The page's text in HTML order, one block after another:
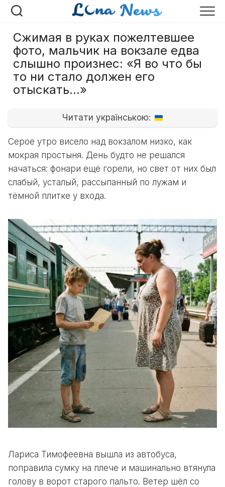
Перейти
Сжимая в руках пожелтевшее
фото, мальчик на вокзале едва
слышно произнес: «Я во что бы
то ни стало должен его
отыскать…»
Читати українською:
Серое утро висело над вокзалом низко, как
мокрая простыня. День будто не решался
начаться: фонари ещё горели, но свет от них был
слабый, усталый, рассыпанный по лужам и
тёмной плитке у входа.
Лариса Тимофеевна вышла из автобуса,
поправила сумку на плече и машинально втянула
голову в ворот старого пальто. Ветер шёл со